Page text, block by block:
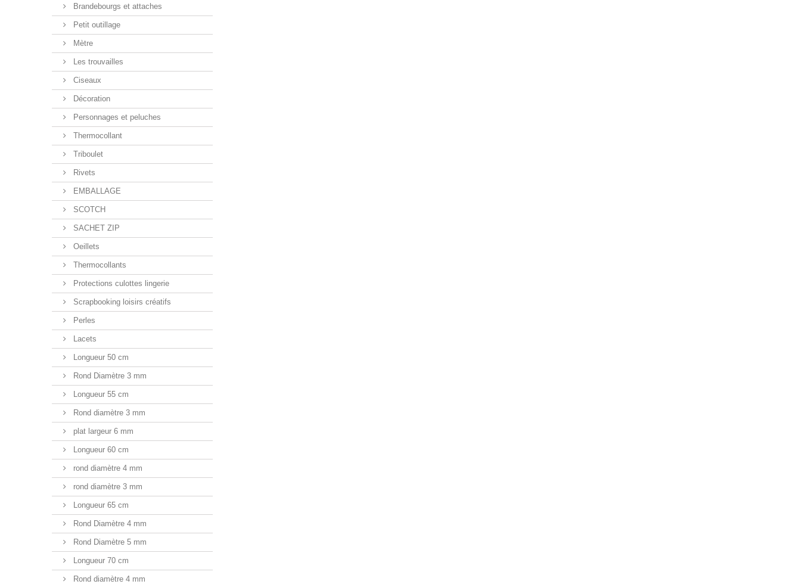
Brandebourgs et attaches
Petit outillage
Mètre
Les trouvailles
Ciseaux
Décoration
Personnages et peluches
Thermocollant
Triboulet
Rivets
EMBALLAGE
SCOTCH
SACHET ZIP
Oeillets
Thermocollants
Protections culottes lingerie
Scrapbooking loisirs créatifs
Perles
Lacets
Longueur 50 cm
Rond Diamètre 3 mm
Longueur 55 cm
Rond diamètre 3 mm
plat largeur 6 mm
Longueur 60 cm
rond diamètre 4 mm
rond diamètre 3 mm
Longueur 65 cm
Rond Diamètre 4 mm
Rond Diamètre 5 mm
Longueur 70 cm
Rond diamètre 4 mm